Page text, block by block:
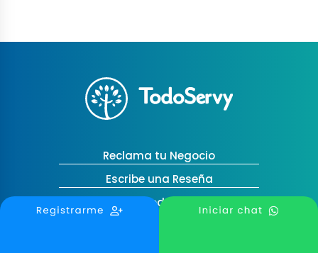
Reclama tu Negocio
Escribe una Reseña
Blog TodoServy